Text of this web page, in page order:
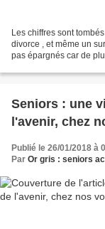
Les chiffres sont
divorce , et même un
pas épargnés car de
Seniors : une
l'avenir, chez
Publié le 26/01/2018 à
Par Or gris : seniors